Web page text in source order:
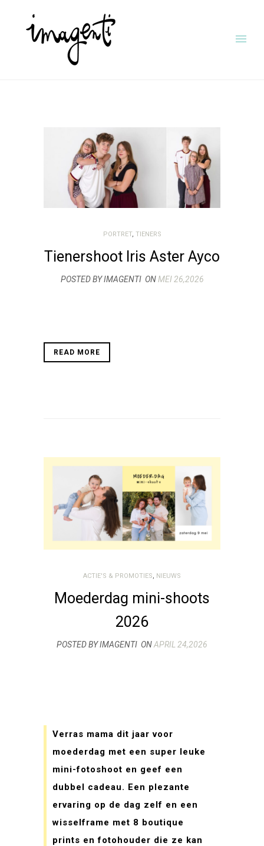
PORTRET, TIENERS
Tienershoot Iris Aster Ayco
POSTED BY IMAGENTI ONMEI 26,2026
READ MORE
ACTIE'S & PROMOTIES, NIEUWS
Moederdag mini-shoots
2026
POSTED BY IMAGENTI ONAPRIL 24,2026
Verras mama dit jaar voor
moederdag met een super leuke
mini-fotoshoot en geef een
dubbel cadeau. Een plezante
ervaring op de dag zelf en een
wisselframe met 8 boutique
prints en fotohouder die ze kan